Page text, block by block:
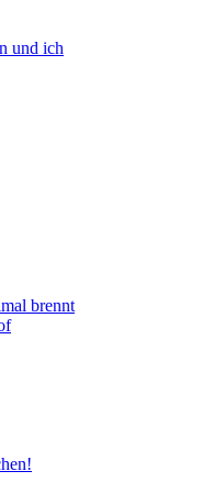
und ich
brennt